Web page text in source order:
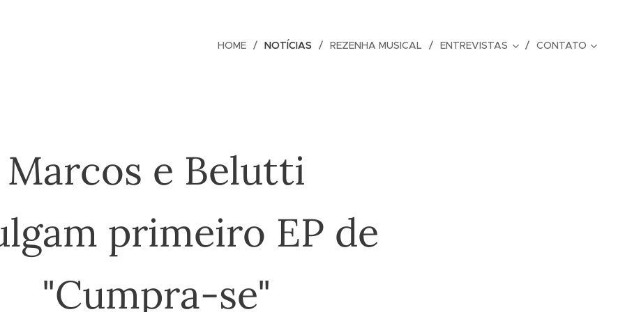
HOME NOTÍCIAS REZENHA MUSICAL ENTREVISTAS CONTATO
Marcos e Belutti
primeiro EP de
"Cumpra-se"